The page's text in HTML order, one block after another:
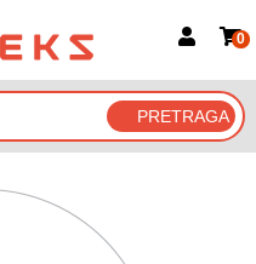
Prijavite se Google nalogom
0